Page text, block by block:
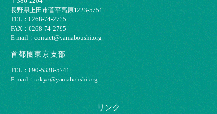
⻑野県上⽥市菅平⾼原1223-5751
TEL：0268-74-2735
FAX：0268-74-2795
E-mail：contact@yamaboushi.org
首都圏東京支部
TEL：090-5338-5741
E-mail：tokyo@yamaboushi.org
リンク